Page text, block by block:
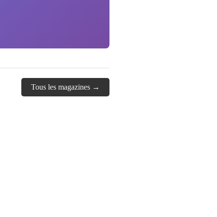
Tous les magazines →